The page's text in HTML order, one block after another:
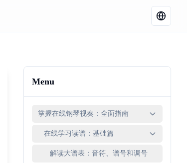
Menu
掌握在线钢琴视奏：全面指南
在线学习读谱：基础篇
解读大谱表：音符、谱号和调号